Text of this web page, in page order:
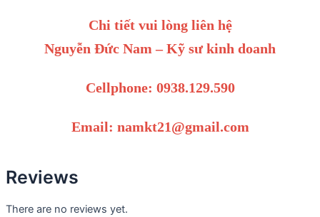
Chi tiết vui lòng liên hệ
Nguyễn Đức Nam – Kỹ sư kinh doanh
Cellphone: 0938.129.590
Email: namkt21@gmail.com
Reviews
There are no reviews yet.